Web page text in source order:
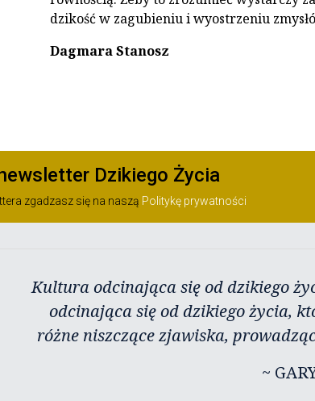
dzikość w zagubieniu i wyostrzeniu
Dagmara Stanosz
Dzikiego Życia
zgadzasz się na naszą Politykę prywatności
Kultura odcinająca się od dzikiego
odcinająca się od dzikiego życia,
różne niszczące zjawiska,
~